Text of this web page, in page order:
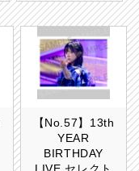
【No.57】13th
YEAR
BIRTHDAY
LIVE セレクト